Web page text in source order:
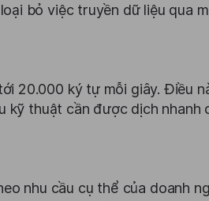
bỏ việc truyền dữ liệu qua
20.000 ký tự mỗi giây. Điều
kỹ thuật cần được dịch nhanh
nhu cầu cụ thể của doanh